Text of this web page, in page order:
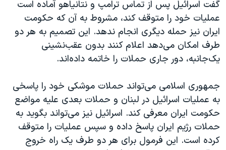
گفت اسرائیل پس از تماس ترامپ و نتانیاهو آماده است
عملیات خود را متوقف کند، مشروط به آن که حکومت
ایران نیز حمله دیگری انجام ندهد. این تصمیم به هر دو
طرف امکان می‌دهد اعلام کنند بدون عقب‌نشینی
یک‌جانبه، دور جاری حملات را خاتمه داده‌اند.
جمهوری اسلامی می‌تواند حملات موشکی خود را پاسخی
به عملیات اسرائیل در لبنان و حملات بعدی علیه مواضع
حکومت ایران معرفی کند. اسرائیل نیز می‌تواند بگوید به
حملات رژیم ایران پاسخ داده و سپس عملیات را متوقف
کرده است. این فرمول برای هر دو طرف یک راه خروج